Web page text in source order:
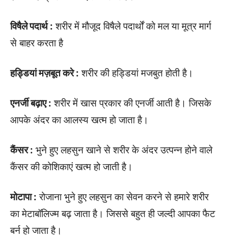
विषैले पदार्थ : शरीर में मौजूद विषैले पदार्थों को मल या मूत्र मार्ग
से बाहर करता है
हड्डियां मज़बूत करे : शरीर की हड्डियां मजबुत होती है।
एनर्जी बढ़ाए : शरीर में खास प्रकार की एनर्जी आती है। जिसके
आपके अंदर का आलस्य खत्म हो जाता है।
कैंसर : भुने हुए लहसुन खाने से शरीर के अंदर उत्पन्न होने वाले
कैंसर की कोशिकाएं खत्म हो जाती है।
मोटापा : रोजाना भुने हुए लहसुन का सेवन करने से हमारे शरीर
का मेटाबॉलिज्म बढ़ जाता है। जिससे बहुत ही जल्दी आपका फैट
बर्न हो जाता है।